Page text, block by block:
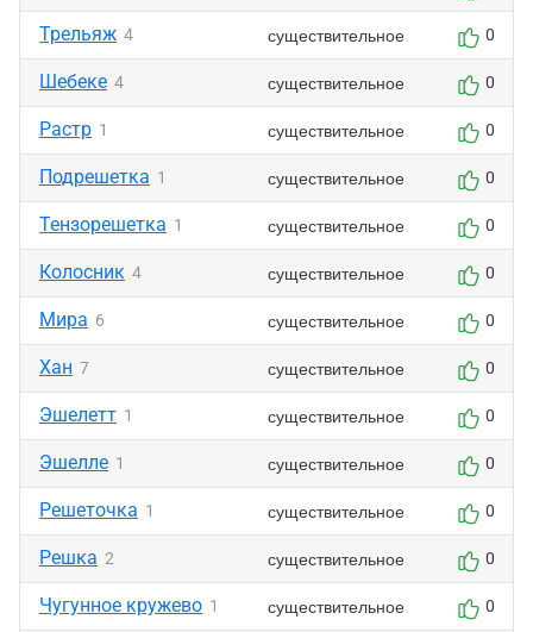
Трельяж 4 существительное 0
Шебеке 4 существительное 0
Растр 1 существительное 0
Подрешетка 1 существительное 0
Тензорешетка 1 существительное 0
Колосник 4 существительное 0
Мира 6 существительное 0
Хан 7 существительное 0
Эшелетт 1 существительное 0
Эшелле 1 существительное 0
Решеточка 1 существительное 0
Решка 2 существительное 0
Чугунное кружево 1 существительное 0